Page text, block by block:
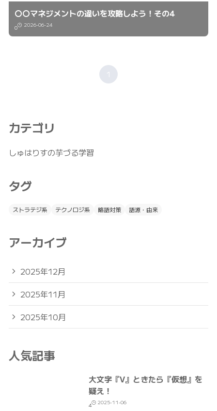
〇〇マネジメントの違いを攻略しよう！その4
0 2026-06-24
1
カテゴリ
しゅはりすの芋づる学習
タグ
ストラテジ系 テクノロジ系 略語対策 語源・由来
アーカイブ
2025年12月
2025年11月
2025年10月
人気記事
大文字『V』ときたら『仮想』を
疑え！
4 2025-11-06